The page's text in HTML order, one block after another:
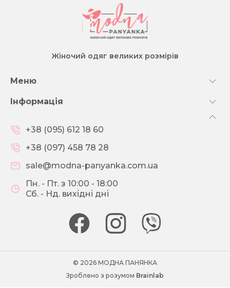
Жіночий одяг великих розмірів
Меню
Інформація
+38 (095) 612 18 60
+38 (097) 458 78 28
sale@modna-panyanka.com.ua
Пн. - Пт. з 10:00 - 18:00
Сб. - Нд. вихідні дні
© 2026 МОДНА ПАНЯНКА
Зроблено з розумом Brainlab